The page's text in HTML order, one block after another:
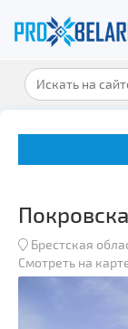
Брестская
Смотреть на